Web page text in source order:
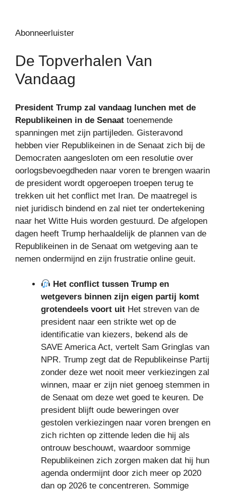
Abonneerluister
De Topverhalen Van
Vandaag
President Trump zal vandaag lunchen met de
Republikeinen in de Senaat toenemende
spanningen met zijn partijleden. Gisteravond
hebben vier Republikeinen in de Senaat zich bij de
Democraten aangesloten om een ​​resolutie over
oorlogsbevoegdheden naar voren te brengen waarin
de president wordt opgeroepen troepen terug te
trekken uit het conflict met Iran. De maatregel is
niet juridisch bindend en zal niet ter ondertekening
naar het Witte Huis worden gestuurd. De afgelopen
dagen heeft Trump herhaaldelijk de plannen van de
Republikeinen in de Senaat om wetgeving aan te
nemen ondermijnd en zijn frustratie online geuit.
Het conflict tussen Trump en
wetgevers binnen zijn eigen partij komt
grotendeels voort uit Het streven van de
president naar een strikte wet op de
identificatie van kiezers, bekend als de
SAVE America Act, vertelt Sam Gringlas van
NPR. Trump zegt dat de Republikeinse Partij
zonder deze wet nooit meer verkiezingen zal
winnen, maar er zijn niet genoeg stemmen in
de Senaat om deze wet goed te keuren. De
president blijft oude beweringen over
gestolen verkiezingen naar voren brengen en
zich richten op zittende leden die hij als
ontrouw beschouwt, waardoor sommige
Republikeinen zich zorgen maken dat hij hun
agenda ondermijnt door zich meer op 2020
dan op 2026 te concentreren. Sommige